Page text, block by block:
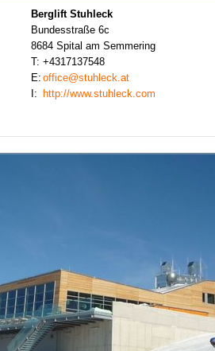
Berglift Stuhleck
Bundesstraße 6c
8684 Spital am Semmering
T: +4317137548
E: office@stuhleck.at
I:
http://www.stuhleck.com